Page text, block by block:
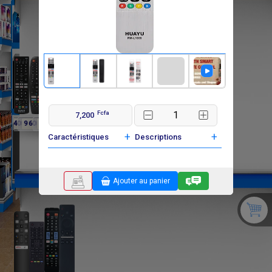
7,200 Fcfa
Caractéristiques + Descriptions +
Ajouter au panier
8 400 F
9 600 9 600